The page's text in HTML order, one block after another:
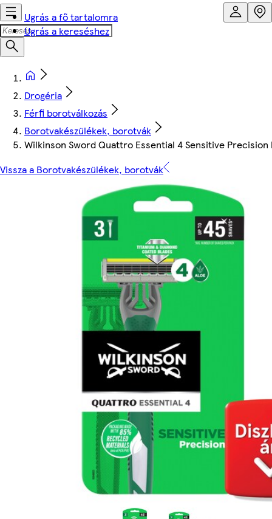
Ugrás a fő tartalomra
Ugrás a kereséshez
Drogéria
Férfi borotválkozás
Borotvakészülékek, borotvák
Wilkinson Sword Quattro Essential 4 Sensitive
Vissza a Borotvakészülékek, borotvák